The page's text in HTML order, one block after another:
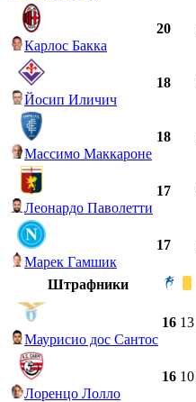
Карлос Бакка
20
Йосип Иличич
18
Массимо Маккароне
18
Леонардо Паволетти
17
Марек Гамшик
17
Штрафники
Маурисио дос Сантос
16 13
Лоренцо Лолло
16 10